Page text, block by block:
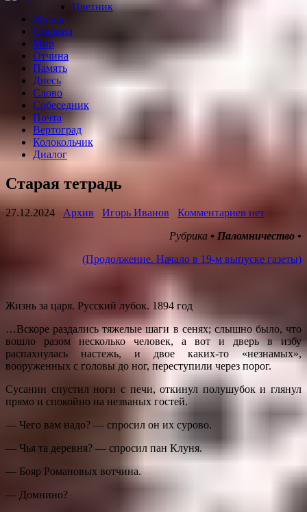
Цветник
Жизнь
Старина
Мир
Отчина
Память
Днесь
Слово
Собеседник
Почта
Вертоград
Колокольчик
Диалог
Старая тетрадь
27.12.2024 Архив Игорь Иванов
Комментариев нет
Рубрика • Паломничество •
(Продолжение. Начало в 19-м выпуске газеты)
Жизнь за царя. Русский лубок. 1894 год
…Вскоре раздались тяжелые шаги в сенях; слышно было, что
вошло разом несколько человек, а вот и дверь в избу
распахнулась настежь, и двое каких-то «незнамых»,
вооруженных с головы до ног, переступили через порог.
Сусанин спустил ноги с печи, откинул полушубок и глянул
прямо и спокойно на незваных гостей.
— Чего вам надо? — спросил он их сурово.
— Чья та деревня? — спросил пан Клуня.
— Бояр Романовых вотчина.
— Домнино?